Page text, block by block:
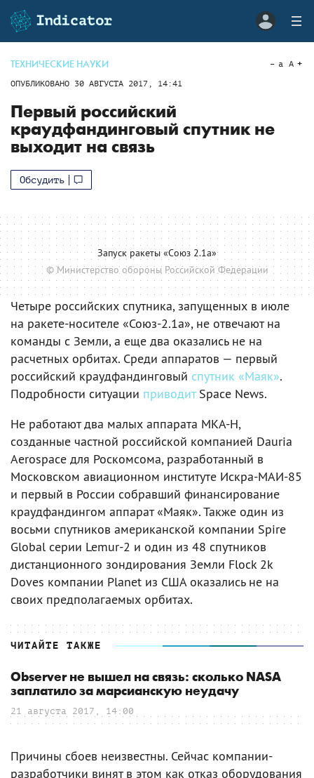
ТЕХНИЧЕСКИЕ НАУКИ
ОПУБЛИКОВАНО 30 АВГУСТА 2017, 14:41
a A
Первый российский
краудфандинговый спутник не
выходит на связь
Обсудить
Запуск ракеты «Союз 2.1а»
© Министерство обороны Российской Федерации
Четыре российских спутника, запущенных в июле
на ракете-носителе «Союз-2.1а», не отвечают на
команды с Земли, а еще два оказались не на
расчетных орбитах. Среди аппаратов — первый
российский краудфандинговый спутник «Маяк».
Подробности ситуации приводитSpace News.
Не работают два малых аппарата МКА-Н,
созданные частной российской компанией Dauria
Aerospace для Роскомсома, разработанный в
Московском авиационном институте Искра-МАИ-85
и первый в России собравший финансирование
краудфандингом аппарат «Маяк». Также один из
восьми спутников американской компании Spire
Global серии Lemur-2 и один из 48 спутников
дистанционного зондирования Земли Flock 2k
Doves компании Planet из США оказались не на
своих предполагаемых орбитах.
ЧИТАЙТЕ ТАКЖЕ
Observer не вышел на связь: сколько NASA
заплатило за марсианскую неудачу
21 августа 2017, 14:00
Причины сбоев неизвестны. Сейчас компании-
разработчики винят в этом как отказ оборудования